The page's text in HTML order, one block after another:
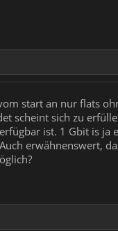
start an nur flats
scheint sich zu
ist. 1 Gbit is
erwähnenswert,